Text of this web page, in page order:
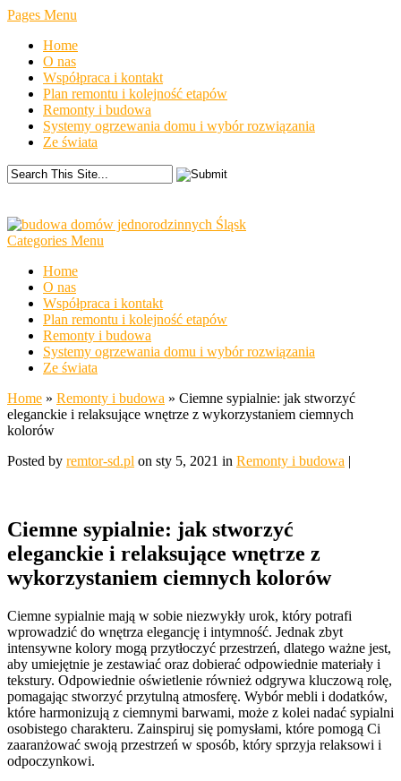
Pages Menu
Home
O nas
Współpraca i kontakt
Plan remontu i kolejność etapów
Remonty i budowa
Systemy ogrzewania domu i wybór rozwiązania
Ze świata
Categories Menu
Home
O nas
Współpraca i kontakt
Plan remontu i kolejność etapów
Remonty i budowa
Systemy ogrzewania domu i wybór rozwiązania
Ze świata
Home » Remonty i budowa » Ciemne sypialnie: jak stworzyć
eleganckie i relaksujące wnętrze z wykorzystaniem ciemnych
kolorów
Posted by remtor-sd.pl on sty 5, 2021 in Remonty i budowa |
Ciemne sypialnie: jak stworzyć
eleganckie i relaksujące wnętrze z
wykorzystaniem ciemnych kolorów
Ciemne sypialnie mają w sobie niezwykły urok, który potrafi
wprowadzić do wnętrza elegancję i intymność. Jednak zbyt
intensywne kolory mogą przytłoczyć przestrzeń, dlatego ważne jest,
aby umiejętnie je zestawiać oraz dobierać odpowiednie materiały i
tekstury. Odpowiednie oświetlenie również odgrywa kluczową rolę,
pomagając stworzyć przytulną atmosferę. Wybór mebli i dodatków,
które harmonizują z ciemnymi barwami, może z kolei nadać sypialni
osobistego charakteru. Zainspiruj się pomysłami, które pomogą Ci
zaaranżować swoją przestrzeń w sposób, który sprzyja relaksowi i
odpoczynkowi.